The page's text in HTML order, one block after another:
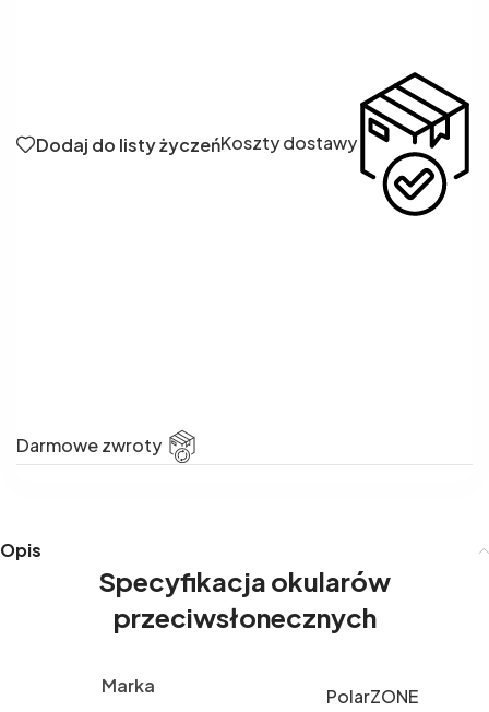
Dodaj do listy życzeńKoszty dostawy
Darmowe zwroty
Opis
Specyfikacja okularów
przeciwsłonecznych
Marka PolarZONE